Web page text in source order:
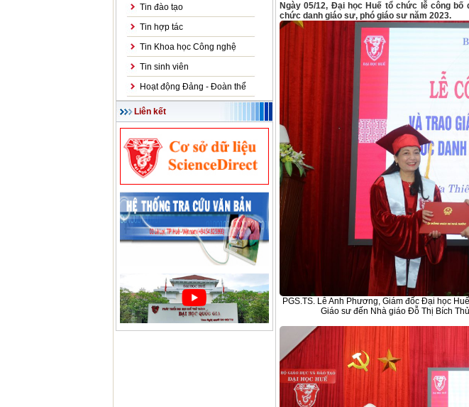
Tin đào tạo
Tin hợp tác
Tin Khoa học Công nghệ
Tin sinh viên
Hoạt động Đảng - Đoàn thể
Liên kết
Ngày 05/12, Đại học Huế tổ chức lễ công
chức danh giáo sư, phó giáo sư năm 2023.
PGS.TS. Lê Anh Phương, Giám đốc Đại học
Giáo sư đến Nhà giáo Đỗ Thị Bích